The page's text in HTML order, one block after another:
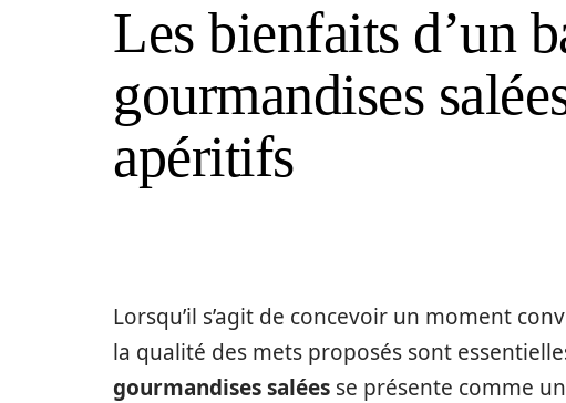
Les bienfaits d’un
gourmandises
apéritifs
Lorsqu’il s’agit de concevoir un moment
la qualité des mets proposés sont
gourmandises salées se présente comme